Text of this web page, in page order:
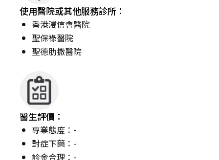
使用醫院或其他服務診所：
香港浸信會醫院
聖保祿醫院
聖德肋撒醫院
醫生評價：
專業態度：-
對症下藥：-
診金合理：-